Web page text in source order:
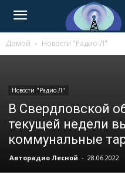
Домой Новости "Радио-Л"
Новости "Радио-Л"
В Свердловской
текущей недели
коммунальные
Авторадио Лесной - 28.06.2022